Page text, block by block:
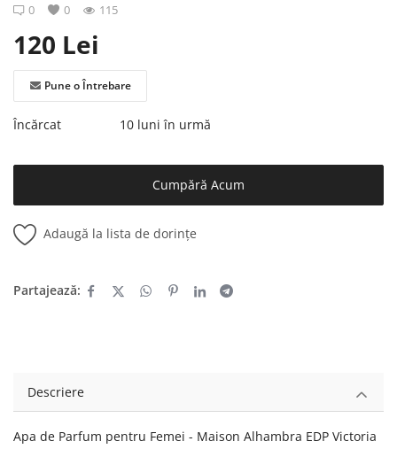
0 0 115
120 Lei
Pune o Întrebare
Încărcat 10 luni în urmă
Cumpără Acum
Adaugă la lista de dorințe
Partajează:
Descriere
Apa de Parfum pentru Femei - Maison Alhambra EDP Victoria